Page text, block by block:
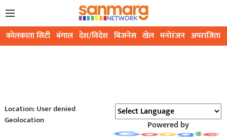
कोलकाता सिटी बंगाल देश/विदेश बिजनेस खेल मनोरंजन अपराजिता
Location: User denied
Geolocation
Powered by